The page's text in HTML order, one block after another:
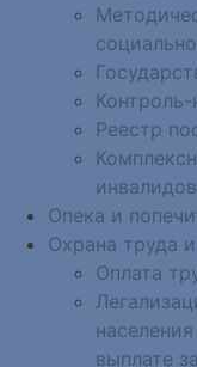
Контроль-
Реестр
Опека и
Охрана труда
Оплата
выплате